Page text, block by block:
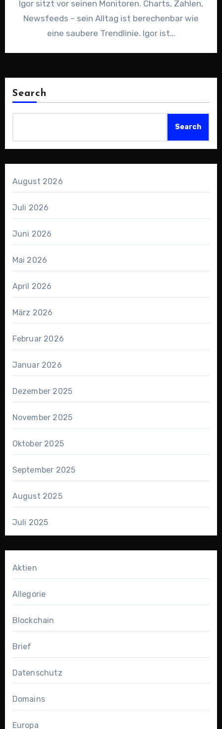
Igor sitzt vor seinen Monitoren. Charts, Zahlen,
Newsfeeds – sein Alltag ist berechenbar wie
eine saubere Trendlinie. Igor ist…
Search
Search
August 2026
Juli 2026
Juni 2026
Mai 2026
April 2026
März 2026
Februar 2026
Januar 2026
Dezember 2025
November 2025
Oktober 2025
September 2025
August 2025
Juli 2025
Aktien
Allegorie
Blockchain
Brief
Datenschutz
Domains
Europa